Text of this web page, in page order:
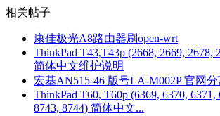
相关帖子
康佳极光A8路由器刷open-wrt
ThinkPad T43,T43p (2668, 2669, 2678,
简体中文维护说明
宏基AN515-46 版号LA-M002P 官网
ThinkPad T60, T60p (6369, 6370, 6371,
8743, 8744) 简体中文...